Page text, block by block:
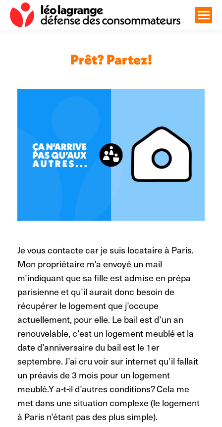
Prêt? Partez!
Je vous contacte car je suis locataire à Paris.
Mon propriétaire m’a envoyé un mail
m’indiquant que sa fille est admise en prépa
parisienne et qu’il aurait donc besoin de
récupérer le logement que j’occupe
actuellement, pour elle. Le bail est d’un an
renouvelable, c’est un logement meublé et la
date d’anniversaire du bail est le 1er
septembre. J’ai cru voir sur internet qu’il fallait
un préavis de 3 mois pour un logement
meublé.Y a-t-il d’autres conditions? Cela me
met dans une situation complexe (le logement
à Paris n’étant pas des plus simple).